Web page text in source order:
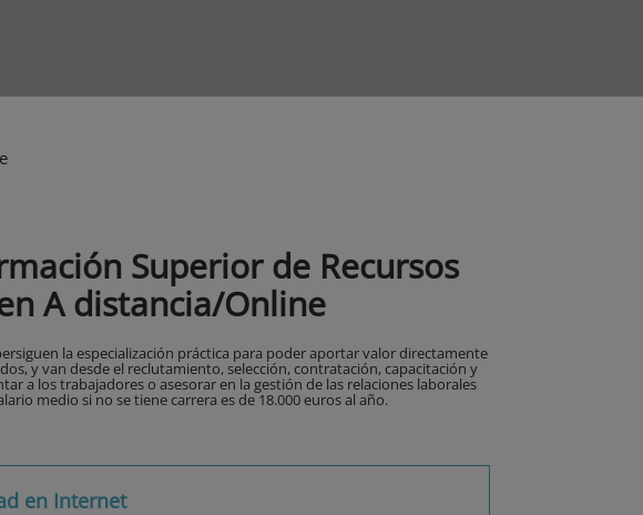
Superior de Recursos
A distancia/Online
la especialización práctica para poder aportar valor directamente
y van desde el reclutamiento, selección, contratación, capacitación y
a los trabajadores o asesorar en la gestión de las relaciones laborales
medio si no se tiene carrera es de 18.000 euros al año.
en Internet